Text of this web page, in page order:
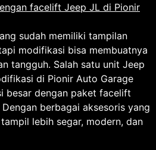
sudah memiliki tampilan
modifikasi bisa membuatnya
tangguh. Salah satu unit Jeep
di Pionir Auto Garage
besar dengan paket facelift
berbagai aksesoris yang
lebih segar, modern, dan